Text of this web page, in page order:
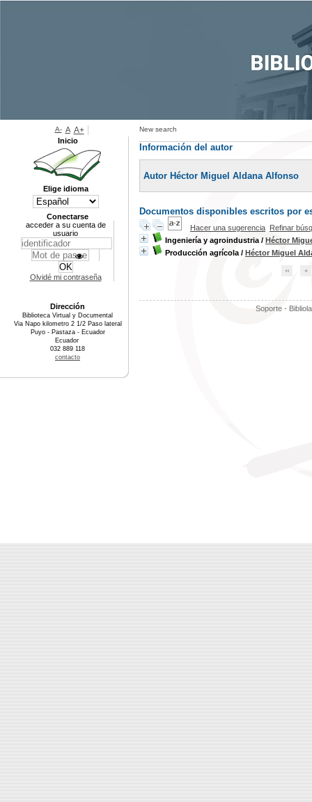
New search
Información del autor
Autor Héctor Miguel Aldana Alfonso
Documentos disponibles escritos por
Hacer una sugerencia Refinar
Ingeniería y agroindustria / Héctor
Producción agrícola / Héctor Miguel
Soporte -
A- A A+
Inicio
Elige idioma
Conectarse
acceder a su cuenta de
usuario
Olvidé mi contraseña
Dirección
Biblioteca Virtual y Documental
Via Napo kilometro 2 1/2 Paso lateral
Puyo - Pastaza - Ecuador
Ecuador
032 889 118
contacto